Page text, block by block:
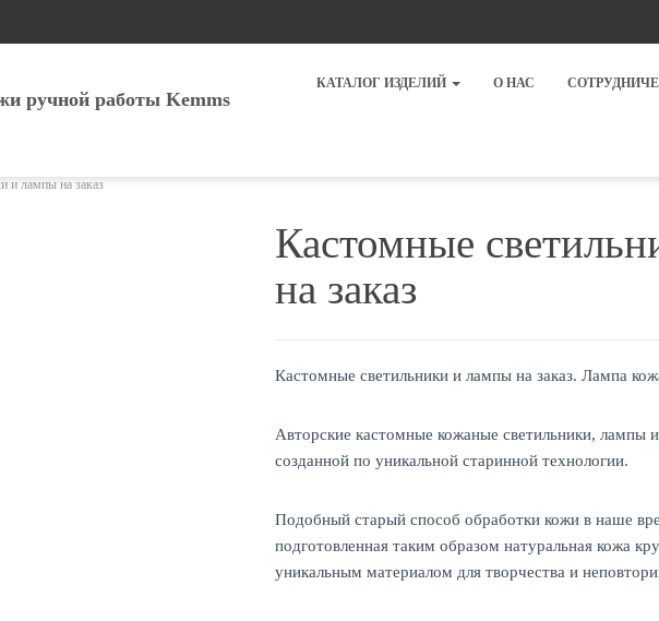
КАТАЛОГ ИЗДЕЛИЙ О НАС
и лампы на заказ
Кастомные
на заказ
Кастомные светильники и лампы на заказ. Лампа
Авторские кастомные кожаные светильники, лампы
созданной по уникальной старинной технологии.
Подобный старый способ обработки кожи в наше
подготовленная таким образом натуральная кожа
уникальным материалом для творчества и